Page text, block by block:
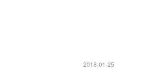
2018-01-25